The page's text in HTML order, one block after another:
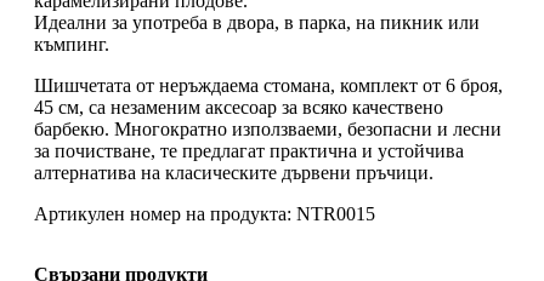
Идеални за употреба в двора, в парка, на пикник или
къмпинг.
Шишчетата от неръждаема стомана, комплект от 6 броя,
45 см, са незаменим аксесоар за всяко качествено
барбекю. Многократно използваеми, безопасни и лесни
за почистване, те предлагат практична и устойчива
алтернатива на класическите дървени пръчици.
Артикулен номер на продукта: NTR0015
Свързани продукти